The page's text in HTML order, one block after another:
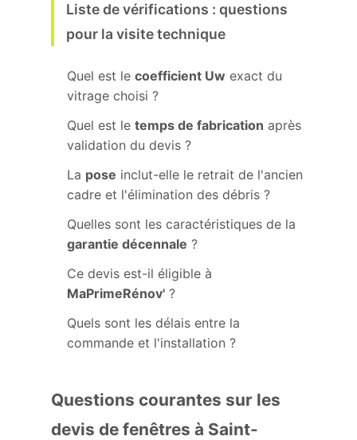
Liste de vérifications : questions
pour la visite technique
Quel est le coefficient Uw exact du
vitrage choisi ?
Quel est le temps de fabrication après
validation du devis ?
La pose inclut-elle le retrait de l'ancien
cadre et l'élimination des débris ?
Quelles sont les caractéristiques de la
garantie décennale ?
Ce devis est-il éligible à
MaPrimeRénov' ?
Quels sont les délais entre la
commande et l'installation ?
Questions courantes sur les
devis de fenêtres à Saint-